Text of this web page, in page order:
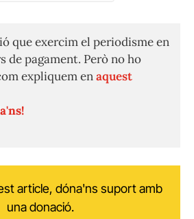
que exercim el periodisme en
de pagament. Però no ho
expliquem enaquest
article, dóna'ns suport amb
una donació.